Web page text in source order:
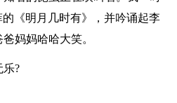
《明月几时有》，并吟诵起李
妈妈哈哈大笑。
乐?